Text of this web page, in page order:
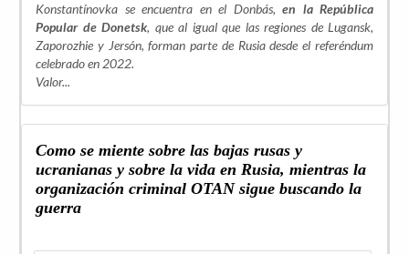
Konstantínovka se encuentra en el Donbás, en la República
Popular de Donetsk, que al igual que las regiones de Lugansk,
Zaporozhie y Jersón, forman parte de Rusia desde el referéndum
celebrado en 2022.
Valor...
Como se miente sobre las bajas rusas y
ucranianas y sobre la vida en Rusia, mientras la
organización criminal OTAN sigue buscando la
guerra